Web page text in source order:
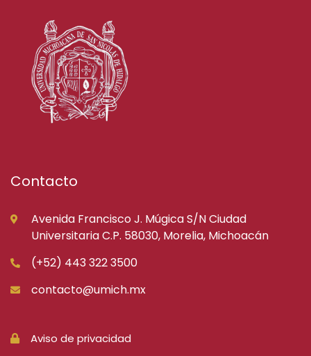
Contacto
Avenida Francisco J. Múgica S/N Ciudad
Universitaria C.P. 58030, Morelia, Michoacán
(+52) 443 322 3500
contacto@umich.mx
Aviso de privacidad